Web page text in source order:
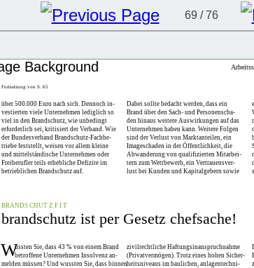
69 / 76
Fortsetzung von S. 65
über 500.000 Euro nach sich. Dennoch in-
vestierten viele Unternehmen lediglich so
viel in den Brandschutz, wie unbedingt
erforderlich sei, kritisiert der Verband. Wie
der Bundesverband Brandschutz-Fachbe-
triebe feststellt, weisen vor allem kleine
und mittelständische Unternehmen oder
Freiberufler teils erhebliche Defizite im
betrieblichen Brandschutz auf.
Dabei sollte bedacht werden, dass ein
Brand über den Sach- und Personenscha-
den hinaus weitere Auswirkungen auf das
Unternehmen haben kann. Weitere Folgen
sind der Verlust von Marktanteilen, ein
Imageschaden in der Öffentlichkeit, die
Abwanderung von qualifizierten Mitarbei-
tern zum Wettbewerb, ein Vertrauensver-
lust bei Kunden und Kapitalgebern sowie
BRANDS CHUT Z F I T
brandschutz ist per Gesetz chefsache!
Wussten Sie, dass 43 % von einem Brand
betroffene Unternehmen Insolvenz an-
melden müssen? Und wussten Sie, dass binnen
zivilrechtliche Haftungsinanspruchnahme
(Privatvermögen). Trotz eines hohen Sicher-
heitsniveaus im baulichen, anlagentechni-